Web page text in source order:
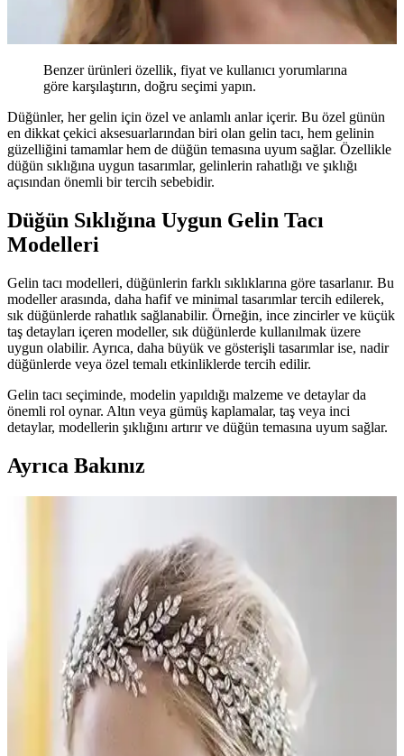
Benzer ürünleri özellik, fiyat ve kullanıcı yorumlarına
göre karşılaştırın, doğru seçimi yapın.
Düğünler, her gelin için özel ve anlamlı anlar içerir. Bu özel günün
en dikkat çekici aksesuarlarından biri olan gelin tacı, hem gelinin
güzelliğini tamamlar hem de düğün temasına uyum sağlar. Özellikle
düğün sıklığına uygun tasarımlar, gelinlerin rahatlığı ve şıklığı
açısından önemli bir tercih sebebidir.
Düğün Sıklığına Uygun Gelin Tacı
Modelleri
Gelin tacı modelleri, düğünlerin farklı sıklıklarına göre tasarlanır. Bu
modeller arasında, daha hafif ve minimal tasarımlar tercih edilerek,
sık düğünlerde rahatlık sağlanabilir. Örneğin, ince zincirler ve küçük
taş detayları içeren modeller, sık düğünlerde kullanılmak üzere
uygun olabilir. Ayrıca, daha büyük ve gösterişli tasarımlar ise, nadir
düğünlerde veya özel temalı etkinliklerde tercih edilir.
Gelin tacı seçiminde, modelin yapıldığı malzeme ve detaylar da
önemli rol oynar. Altın veya gümüş kaplamalar, taş veya inci
detaylar, modellerin şıklığını artırır ve düğün temasına uyum sağlar.
Ayrıca Bakınız
Düğün sıklığı gelin tacı tercihlerinde doğrudan etkili olmamakla
birlikte, tasarım ve kültürel faktörler ön plandadır. Kişisel zevkler ve
düğün temaları önemli rol oynar.
En Güzel Gelin Tacı ve Toka Özellikleri: Tasarım,
Malzeme ve Uyum Kriterleri
Gelin tacı ve toka seçiminde tasarım, malzeme kalitesi ve uyum
önemli. Estetik ve dayanıklılığı bir arada sunan aksesuarlar, düğün
gününüzü daha özel kılar.